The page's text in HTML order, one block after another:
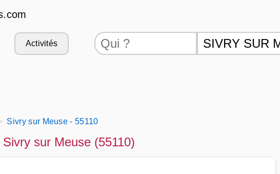
Activités
Sivry sur Meuse - 55110
sur Meuse (55110)